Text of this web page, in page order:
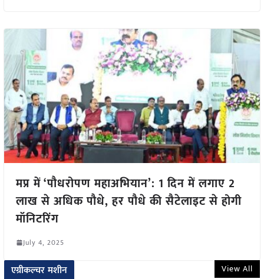
मप्र में ‘पौधरोपण महाअभियान’: 1 दिन में लगाए 2
लाख से अधिक पौधे, हर पौधे की सैटेलाइट से होगी
मॉनिटरिंग
July 4, 2025
एग्रीकल्चर मशीन View All